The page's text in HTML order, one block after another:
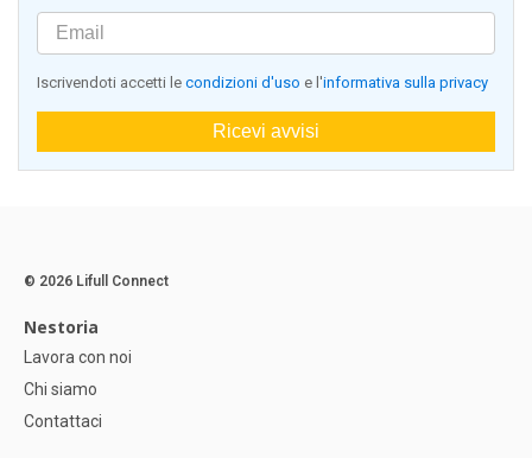
Iscrivendoti accetti le condizioni d'uso e l'informativa sulla privacy
Ricevi avvisi
© 2026 Lifull Connect
Nestoria
Lavora con noi
Chi siamo
Contattaci